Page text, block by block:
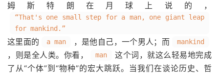
姆斯特朗在月球上说的，
“That's one small step for a man, one giant leap
for mankind.”
这里面的 a man ，是他自己，一个男人；而 mankind
，则是全人类。你看， man
这个词，就这么轻易地完成
了从“个体”到“物种”的宏大跳跃。当我们在谈论历史、哲